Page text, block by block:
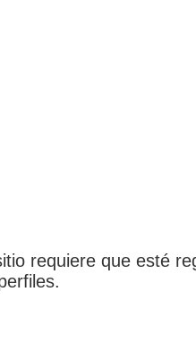
requiere que esté